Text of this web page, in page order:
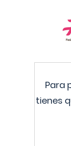
Para
tienes